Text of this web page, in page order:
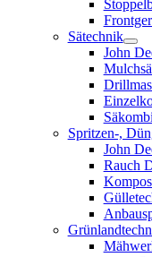
Sätechnik
John
Spritzen-,
John
Rauch